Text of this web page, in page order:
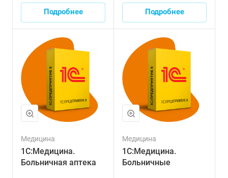
Подробнее Подробнее
Медицина
1С:Медицина.
Больничная аптека
Медицина
1С:Медицина.
Больничные